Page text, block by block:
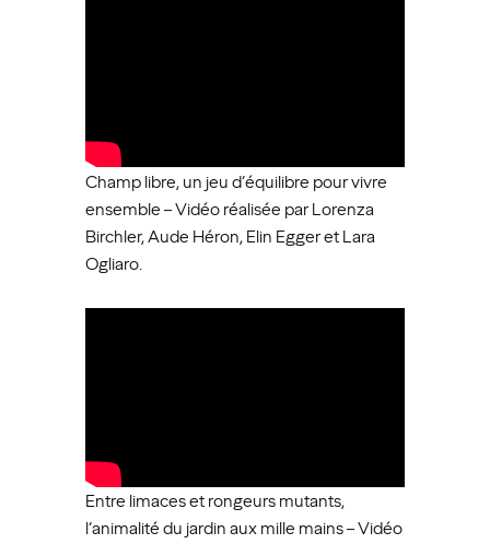
Champ libre, un jeu d’équilibre pour vivre
ensemble – Vidéo réalisée par Lorenza
Birchler, Aude Héron, Elin Egger et Lara
Ogliaro.
Entre limaces et rongeurs mutants,
l’animalité du jardin aux mille mains – Vidéo